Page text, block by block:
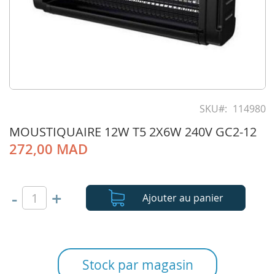
SKU 114980
MOUSTIQUAIRE 12W T5 2X6W 240V GC2-12
272,00 MAD
- + Ajouter au panier
Stock par magasin
beginning
of
the